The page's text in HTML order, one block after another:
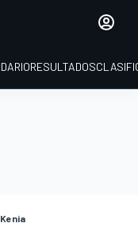
RESULTADOS